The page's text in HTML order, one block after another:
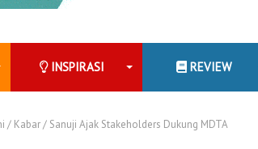
INSPIRASI REVIEW
/ Kabar / Sanuji Ajak Stakeholders Dukung MDTA